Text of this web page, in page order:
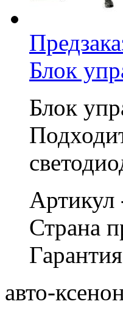
Блок
Блок
Страна
авто-